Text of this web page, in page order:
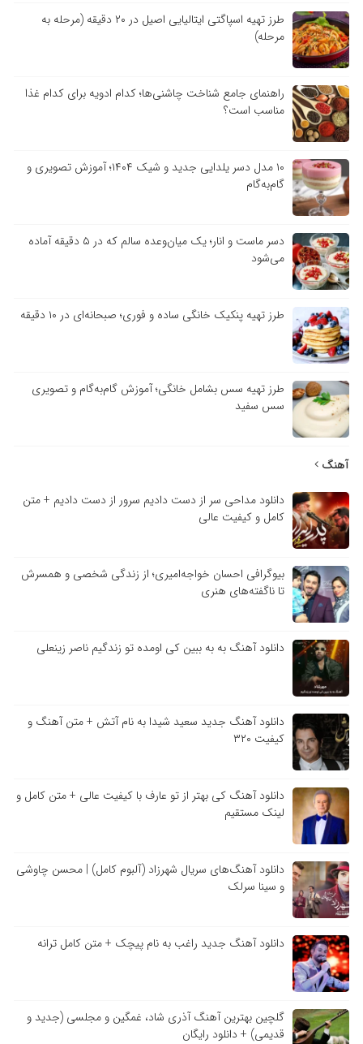
طرز تهیه اسپاگتی ایتالیایی اصیل در ۲۰ دقیقه (مرحله به
مرحله)
راهنمای جامع شناخت چاشنی‌ها؛ کدام ادویه برای کدام غذا
مناسب است؟
۱۰ مدل دسر یلدایی جدید و شیک ۱۴۰۴؛ آموزش تصویری و
گام‌به‌گام
دسر ماست و انار؛ یک میان‌وعده سالم که در ۵ دقیقه آماده
می‌شود
طرز تهیه پنکیک خانگی ساده و فوری؛ صبحانه‌ای در ۱۰ دقیقه
طرز تهیه سس بشامل خانگی؛ آموزش گام‌به‌گام و تصویری
سس سفید
آهنگ
دانلود مداحی سر از دست دادیم سرور از دست دادیم + متن
کامل و کیفیت عالی
بیوگرافی احسان خواجه‌امیری؛ از زندگی شخصی و همسرش
تا ناگفته‌های هنری
دانلود آهنگ به به ببین کی اومده تو زندگیم ناصر زینعلی
دانلود آهنگ جدید سعید شیدا به نام آتش + متن آهنگ و
کیفیت ۳۲۰
دانلود آهنگ کی بهتر از تو عارف با کیفیت عالی + متن کامل و
لینک مستقیم
دانلود آهنگ‌های سریال شهرزاد (آلبوم کامل) | محسن چاوشی
و سینا سرلک
دانلود آهنگ جدید راغب به نام پیچک + متن کامل ترانه
گلچین بهترین آهنگ آذری شاد، غمگین و مجلسی (جدید و
قدیمی) + دانلود رایگان